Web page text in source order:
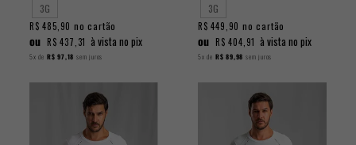
3G
R$ 485,90 no cartão
ou R$ 437,31 à vista no pix
5x de R$ 97,18 sem juros
3G
R$ 449,90 no cartão
ou R$ 404,91 à vista no pix
5x de R$ 89,98 sem juros